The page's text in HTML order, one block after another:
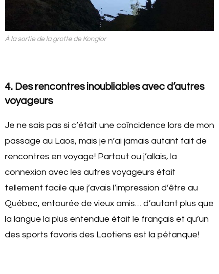
À la sortie de la grotte de Konglor
4. Des rencontres inoubliables avec d’autres
voyageurs
Je ne sais pas si c’était une coïncidence lors de mon
passage au Laos, mais je n’ai jamais autant fait de
rencontres en voyage! Partout ou j’allais, la
connexion avec les autres voyageurs était
tellement facile que j’avais l’impression d’être au
Québec, entourée de vieux amis… d’autant plus que
la langue la plus entendue était le français et qu’un
des sports favoris des Laotiens est la pétanque!